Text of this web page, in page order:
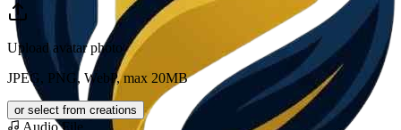
Upload avatar photo
JPEG, PNG, WebP, max 20MB
or select from creations
Audio File